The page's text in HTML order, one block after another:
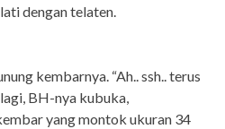
dengan telaten.
kembarnya. “Ah.. ssh.. terus
BH-nya kubuka,
yang montok ukuran 34